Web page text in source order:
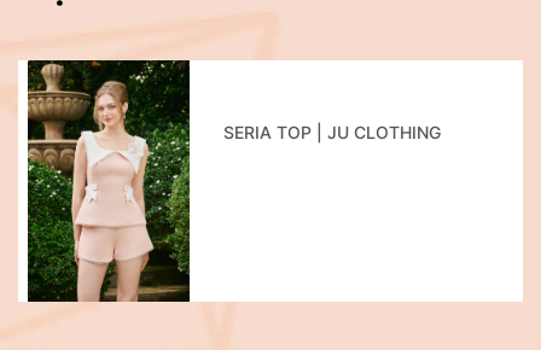
SERIA TOP | JU CLOTHING